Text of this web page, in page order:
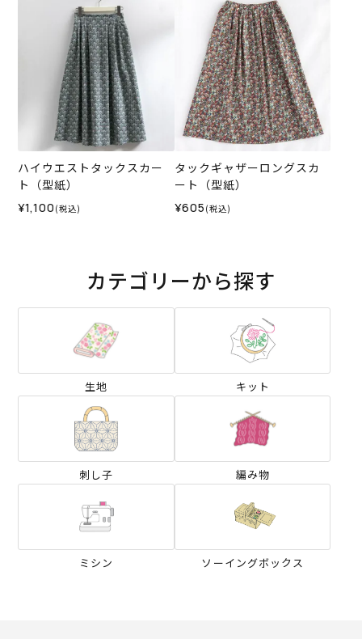
ハイウエストタックスカー
ト（型紙）
¥1,100 (税込)
タックギャザーロングスカ
ート（型紙）
¥605 (税込)
カテゴリーから探す
生地 キット
刺し子 編み物
ミシン ソーイングボックス